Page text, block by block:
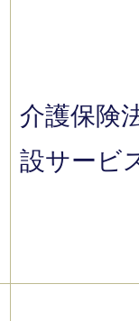
介護保険
設サービ